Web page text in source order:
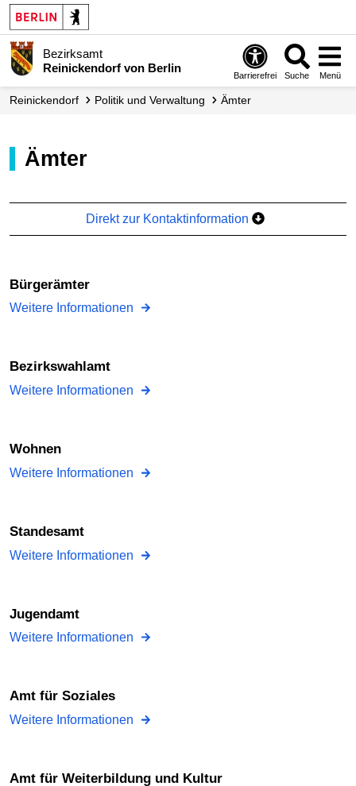
Bezirksamt
Reinickendorf von Berlin
Barrierefrei Suche Menü
Reinickendorf Politik und Verwaltung Ämter
Ämter
Direkt zur Kontaktinformation
Bürgerämter
Weitere Informationen
Bezirkswahlamt
Weitere Informationen
Wohnen
Weitere Informationen
Standesamt
Weitere Informationen
Jugendamt
Weitere Informationen
Amt für Soziales
Weitere Informationen
Amt für Weiter­bildung und Kultur